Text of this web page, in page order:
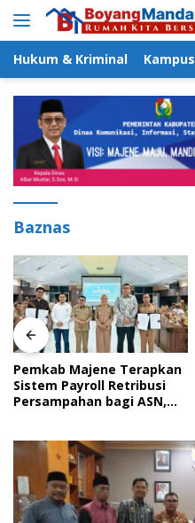
Langsung
Hukum & Kriminal Kampus
Baznas
Pemkab Majene Terapkan
Sistem Payroll Retribusi
Persampahan bagi ASN,